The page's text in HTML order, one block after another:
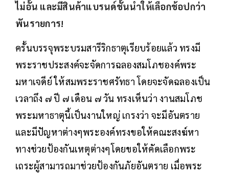
ไม่อั้น และมีสินค้าแบรนด์ชั้นนำให้เลือกช้อปกว่า
พันรายการ!
ครั้นบรรจุพระบรมสารีริกธาตุเรียบร้อยแล้ว ทรงมี
พระราชประสงค์จะจัดการฉลองสมโภชองค์พระ
มหาเจดีย์ ให้สมพระราชศรัทธา โดยจะจัดฉลองเป็น
เวลาถึง ๗ ปี ๗ เดือน ๗ วัน ทรงเห็นว่า งานสมโภช
พระมหาธาตุนี้เป็นงานใหญ่ เกรงว่า จะมีอันตราย
และมีปัญหาต่างๆพระองค์ทรงขอให้คณะสงฆ์หา
ทางช่วยป้องกันเหตุต่างๆโดยขอให้คัดเลือกพระ
เถระผู้สามารถมาช่วยป้องกันภัยอันตราย เมื่อพระ